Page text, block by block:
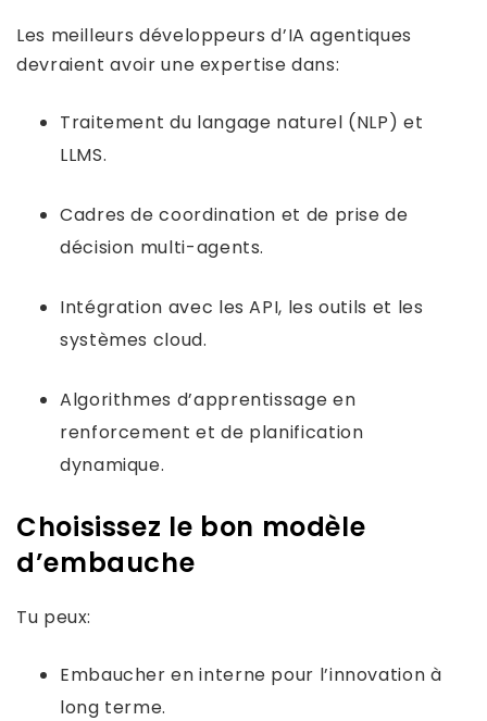
Les meilleurs développeurs d’IA agentiques
devraient avoir une expertise dans:
Traitement du langage naturel (NLP) et
LLMS.
Cadres de coordination et de prise de
décision multi-agents.
Intégration avec les API, les outils et les
systèmes cloud.
Algorithmes d’apprentissage en
renforcement et de planification
dynamique.
Choisissez le bon modèle
d’embauche
Tu peux:
Embaucher en interne pour l’innovation à
long terme.